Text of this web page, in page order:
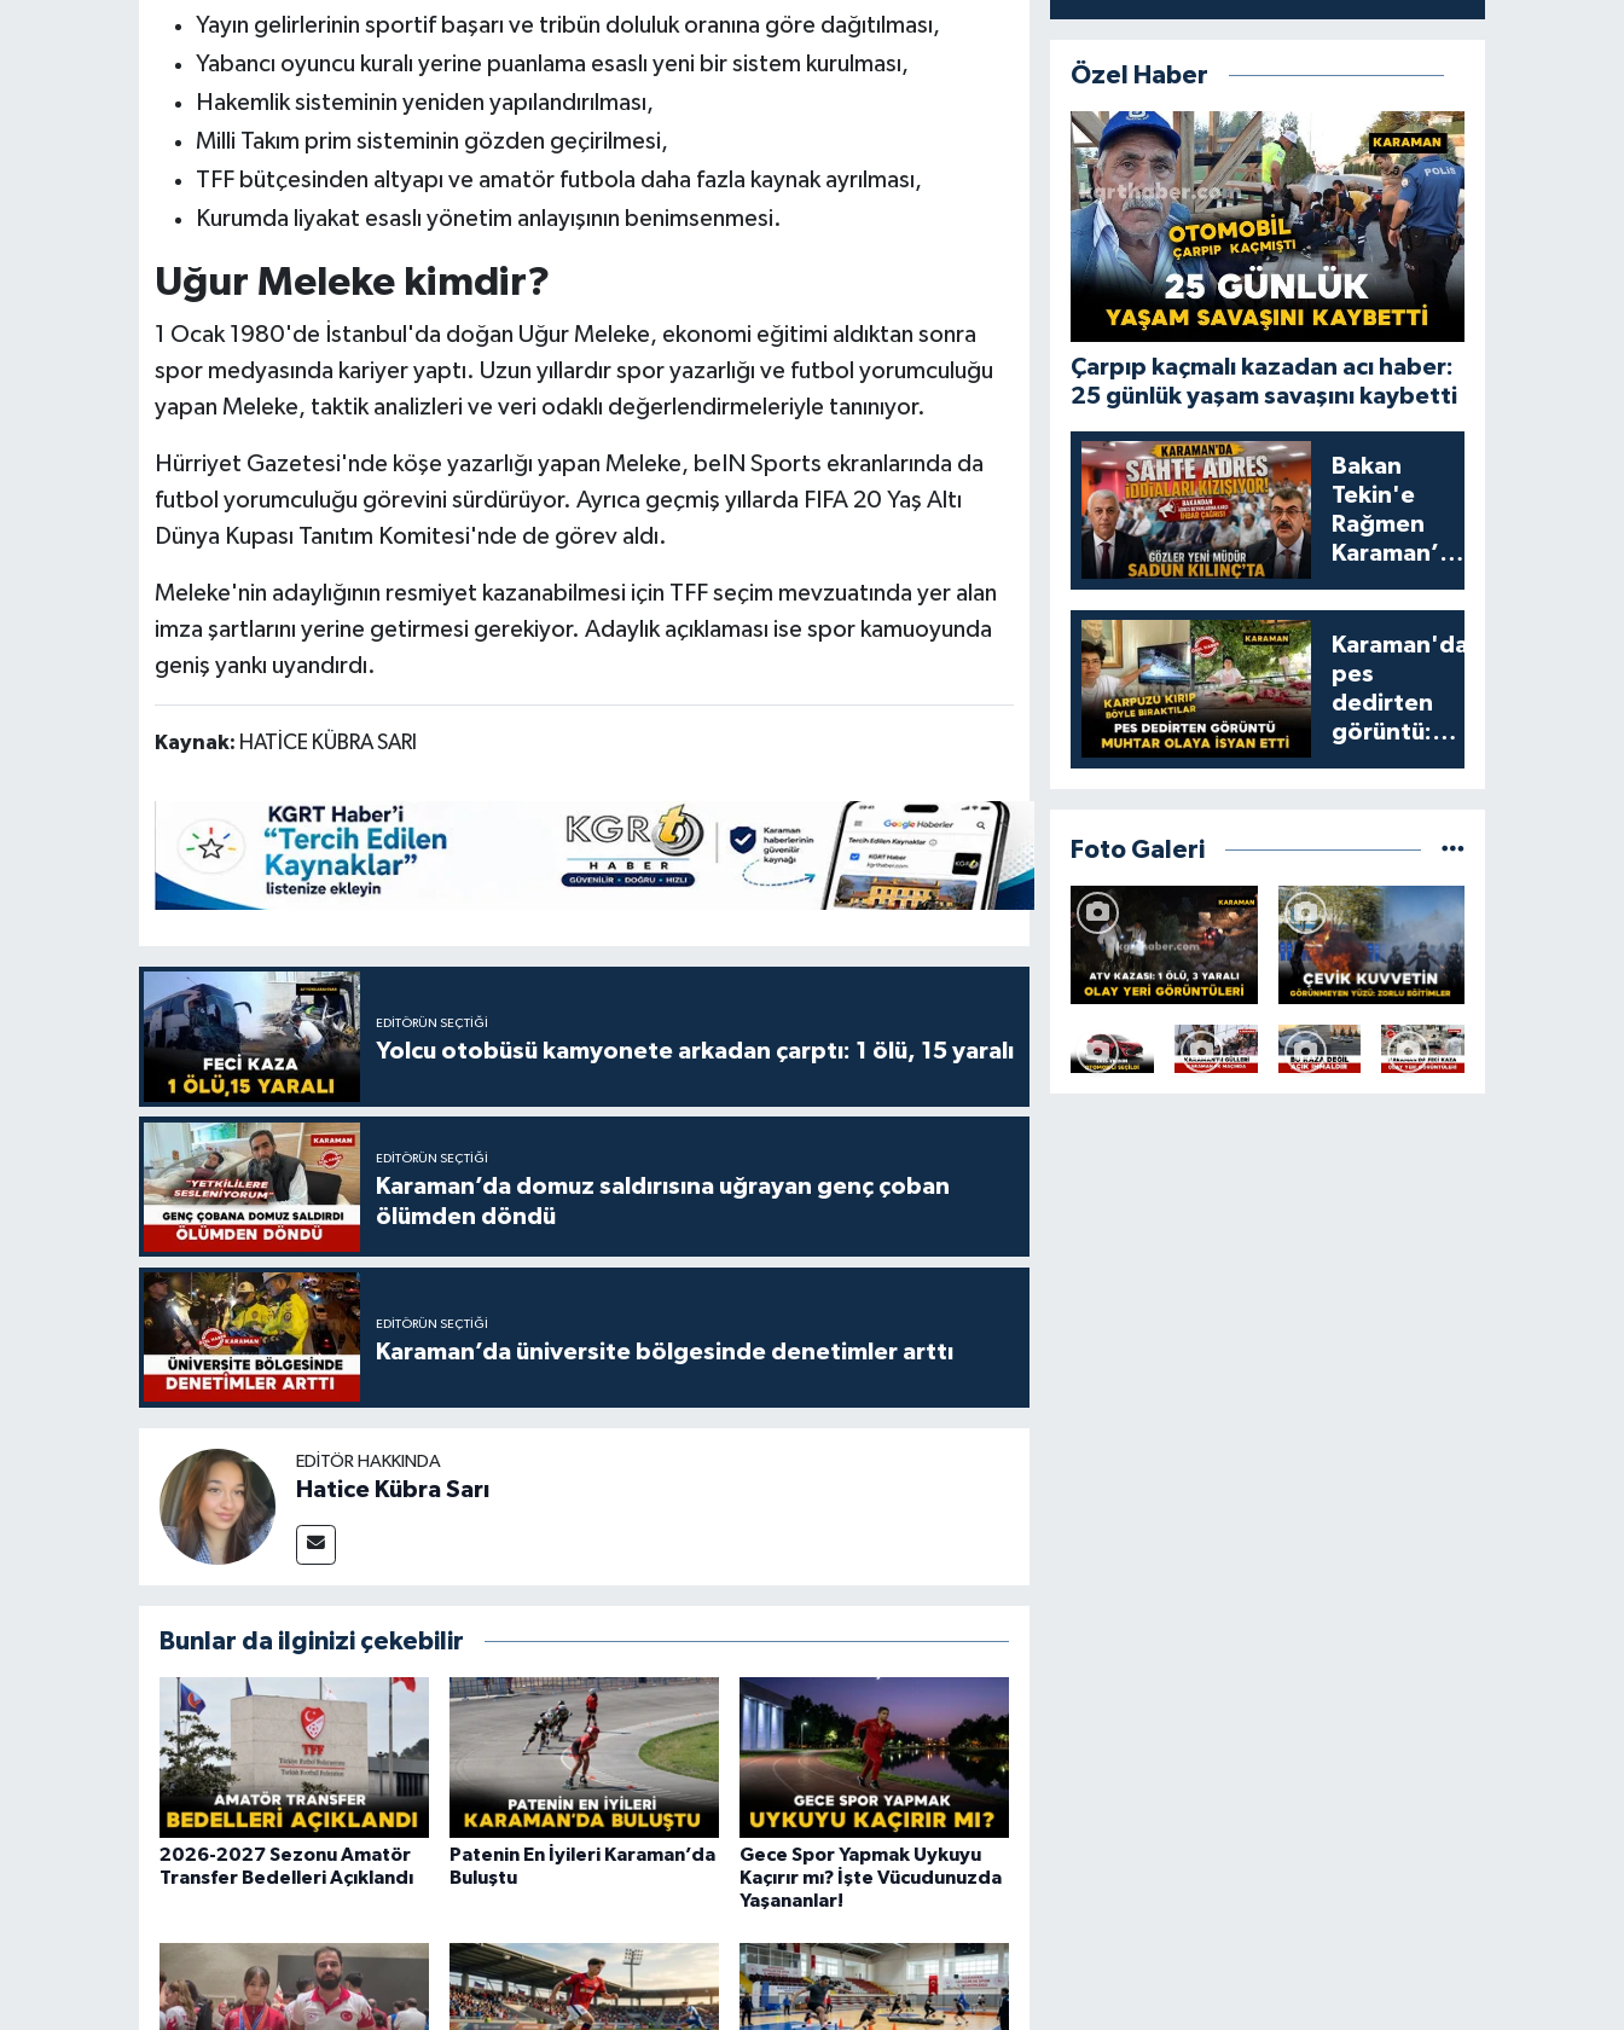
Yayın gelirlerinin sportif başarı ve tribün doluluk oranına göre dağıtılması,
Yabancı oyuncu kuralı yerine puanlama esaslı yeni bir sistem kurulması,
Hakemlik sisteminin yeniden yapılandırılması,
Milli Takım prim sisteminin gözden geçirilmesi,
TFF bütçesinden altyapı ve amatör futbola daha fazla kaynak ayrılması,
Kurumda liyakat esaslı yönetim anlayışının benimsenmesi.
Uğur Meleke kimdir?
1 Ocak 1980'de İstanbul'da doğan Uğur Meleke, ekonomi eğitimi aldıktan sonra
spor medyasında kariyer yaptı. Uzun yıllardır spor yazarlığı ve futbol yorumculuğu
yapan Meleke, taktik analizleri ve veri odaklı değerlendirmeleriyle tanınıyor.
Hürriyet Gazetesi'nde köşe yazarlığı yapan Meleke, beIN Sports ekranlarında da
futbol yorumculuğu görevini sürdürüyor. Ayrıca geçmiş yıllarda FIFA 20 Yaş Altı
Dünya Kupası Tanıtım Komitesi'nde de görev aldı.
Meleke'nin adaylığının resmiyet kazanabilmesi için TFF seçim mevzuatında yer alan
imza şartlarını yerine getirmesi gerekiyor. Adaylık açıklaması ise spor kamuoyunda
geniş yankı uyandırdı.
Kaynak: HATİCE KÜBRA SARI
EDITÖRÜN SEÇTIĞI
Yolcu otobüsü kamyonete arkadan çarptı: 1 ölü, 15 yaralı
EDITÖRÜN SEÇTIĞI
Karaman’da domuz saldırısına uğrayan genç çoban
ölümden döndü
EDITÖRÜN SEÇTIĞI
Karaman’da üniversite bölgesinde denetimler arttı
EDITÖR HAKKINDA
Hatice Kübra Sarı
Bunlar da ilginizi çekebilir
2026-2027 Sezonu Amatör
Transfer Bedelleri Açıklandı
Patenin En İyileri Karaman’da
Buluştu
Gece Spor Yapmak Uykuyu
Kaçırır mı? İşte Vücudunuzda
Yaşananlar!
Özel Haber
Çarpıp kaçmalı kazadan acı haber:
25 günlük yaşam savaşını kaybetti
Bakan
Tekin'e
Rağmen
Karaman’da
Adresi
Oyununa
Müdür Dur
Diyecek mi?
Karaman'da
pes
dedirten
görüntü:
artıklarını
bıraktılar
Foto Galeri